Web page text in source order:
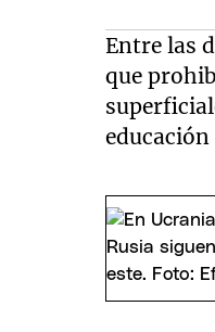
Entre las
que